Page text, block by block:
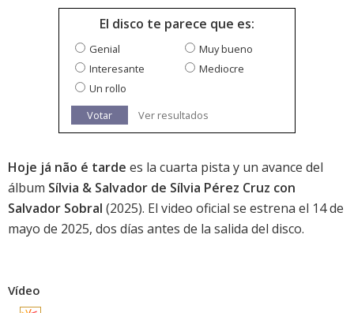
El disco te parece que es:
Genial
Muy bueno
Interesante
Mediocre
Un rollo
Votar
Ver resultados
Hoje já não é tarde es la cuarta pista y un avance del
álbum Sílvia & Salvador de Sílvia Pérez Cruz con
Salvador Sobral (2025). El video oficial se estrena el 14 de
mayo de 2025, dos días antes de la salida del disco.
Vídeo